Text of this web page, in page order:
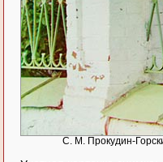
С. М. Прокудин-